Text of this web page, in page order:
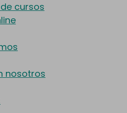
cursos
nosotros